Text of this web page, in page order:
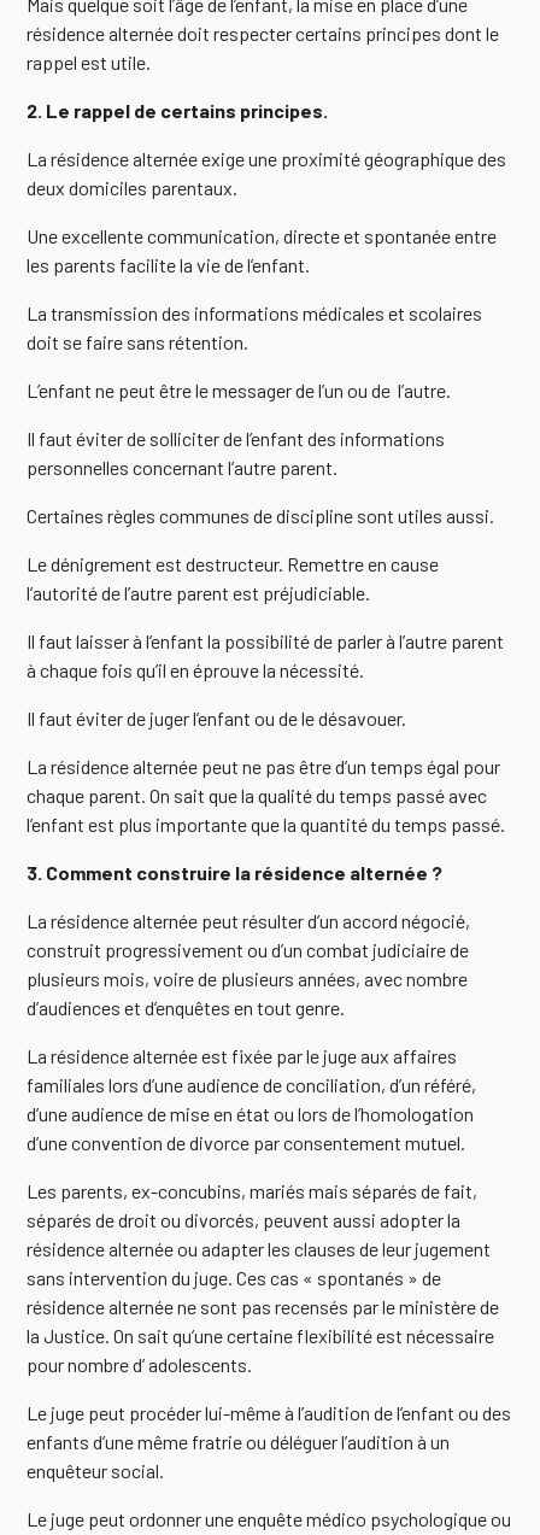
résidence alternée doit respecter certains principes dont le
rappel est utile.
2. Le rappel de certains principes.
La résidence alternée exige une proximité géographique des
deux domiciles parentaux.
Une excellente communication, directe et spontanée entre
les parents facilite la vie de l’enfant.
La transmission des informations médicales et scolaires
doit se faire sans rétention.
L’enfant ne peut être le messager de l’un ou de l’autre.
Il faut éviter de solliciter de l’enfant des informations
personnelles concernant l’autre parent.
Certaines règles communes de discipline sont utiles aussi.
Le dénigrement est destructeur. Remettre en cause
l’autorité de l’autre parent est préjudiciable.
Il faut laisser à l’enfant la possibilité de parler à l’autre parent
à chaque fois qu’il en éprouve la nécessité.
Il faut éviter de juger l’enfant ou de le désavouer.
La résidence alternée peut ne pas être d’un temps égal pour
chaque parent. On sait que la qualité du temps passé avec
l’enfant est plus importante que la quantité du temps passé.
3. Comment construire la résidence alternée ?
La résidence alternée peut résulter d’un accord négocié,
construit progressivement ou d’un combat judiciaire de
plusieurs mois, voire de plusieurs années, avec nombre
d’audiences et d’enquêtes en tout genre.
La résidence alternée est fixée par le juge aux affaires
familiales lors d’une audience de conciliation, d’un référé,
d’une audience de mise en état ou lors de l’homologation
d’une convention de divorce par consentement mutuel.
Les parents, ex-concubins, mariés mais séparés de fait,
séparés de droit ou divorcés, peuvent aussi adopter la
résidence alternée ou adapter les clauses de leur jugement
sans intervention du juge. Ces cas « spontanés » de
résidence alternée ne sont pas recensés par le ministère de
la Justice. On sait qu’une certaine flexibilité est nécessaire
pour nombre d’ adolescents.
Le juge peut procéder lui-même à l’audition de l’enfant ou des
enfants d’une même fratrie ou déléguer l’audition à un
enquêteur social.
Le juge peut ordonner une enquête médico psychologique ou